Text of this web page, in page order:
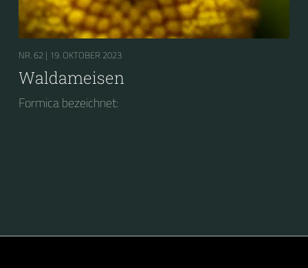
NR. 62 | 19. OKTOBER 2023
Waldameisen
Formica bezeichnet: